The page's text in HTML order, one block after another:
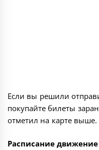
Если вы решили
покупайте билеты
отметил на карте выше.
Расписание